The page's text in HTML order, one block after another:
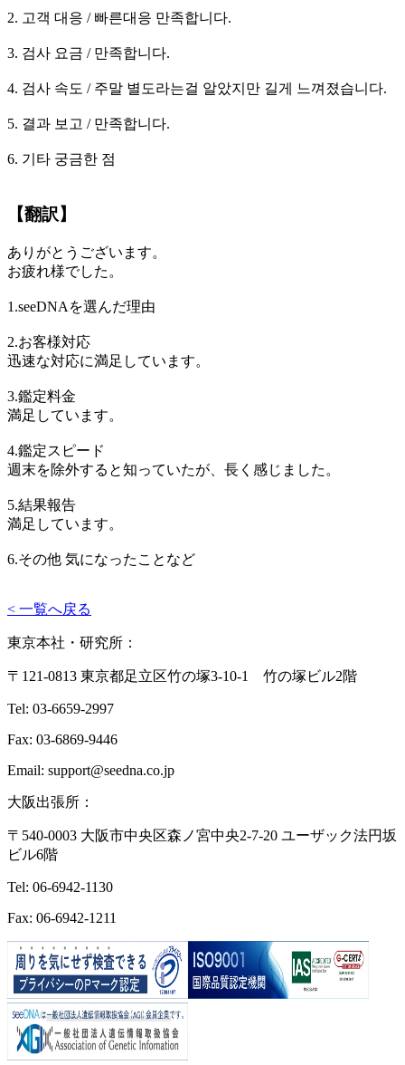
2. 고객 대응 / 빠른대응 만족합니다.
3. 검사 요금 / 만족합니다.
4. 검사 속도 / 주말 별도라는걸 알았지만 길게 느껴졌습니다.
5. 결과 보고 / 만족합니다.
6. 기타 궁금한 점
【翻訳】
ありがとうございます。
お疲れ様でした。
1.seeDNAを選んだ理由
2.お客様対応
迅速な対応に満足しています。
3.鑑定料金
満足しています。
4.鑑定スピード
週末を除外すると知っていたが、長く感じました。
5.結果報告
満足しています。
6.その他 気になったことなど
< 一覧へ戻る
東京本社・研究所：
〒121-0813 東京都足立区竹の塚3-10-1 竹の塚ビル2階
Tel: 03-6659-2997
Fax: 03-6869-9446
Email: support@seedna.co.jp
大阪出張所：
〒540-0003 大阪市中央区森ノ宮中央2-7-20 ユーザック法円坂
ビル6階
Tel: 06-6942-1130
Fax: 06-6942-1211